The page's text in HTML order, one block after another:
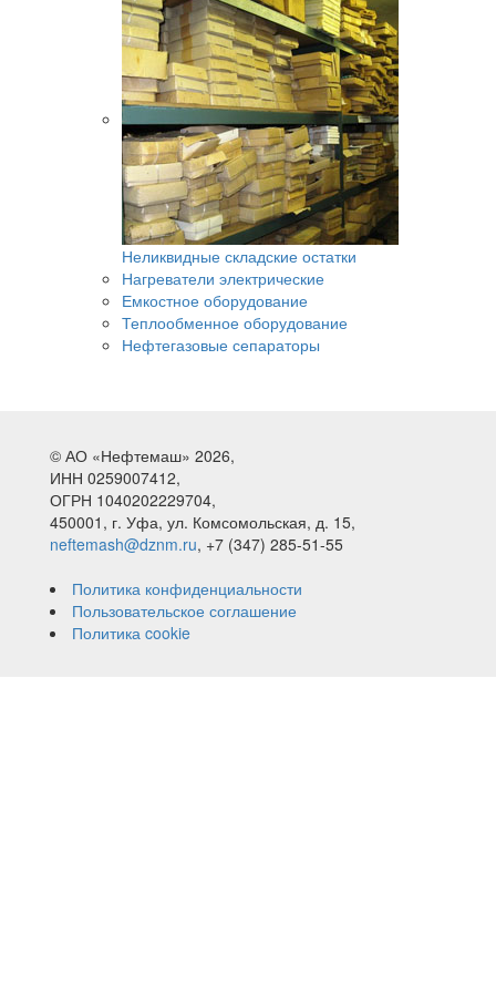
Неликвидные складские остатки
Нагреватели электрические
Емкостное оборудование
Теплообменное оборудование
Нефтегазовые сепараторы
© АО «Нефтемаш» 2026,
ИНН 0259007412,
ОГРН 1040202229704,
450001, г. Уфа, ул. Комсомольская, д. 15,
neftemash@dznm.ru, +7 (347) 285-51-55
Политика конфиденциальности
Пользовательское соглашение
Политика cookie